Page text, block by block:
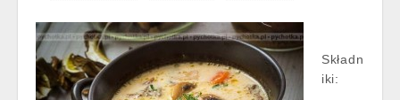
Składn
iki: